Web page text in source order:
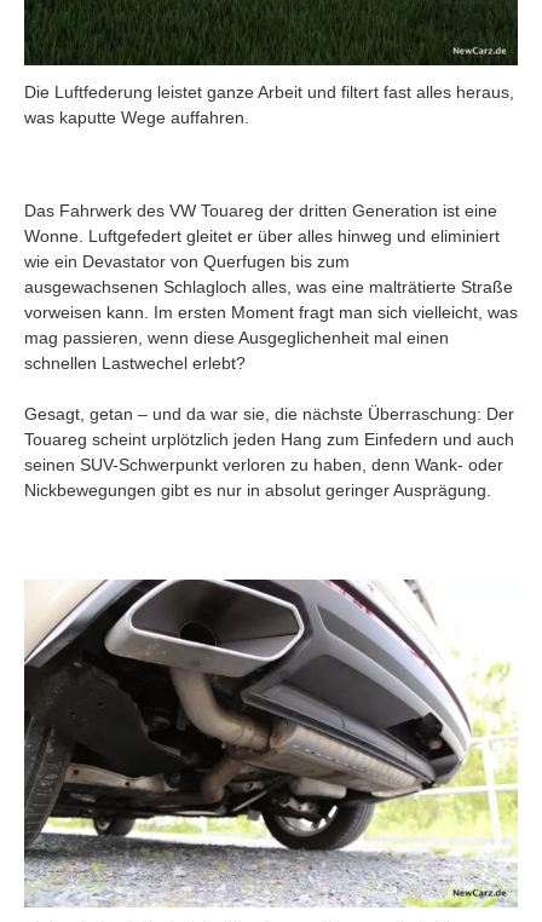
Die Luftfederung leistet ganze Arbeit und filtert fast alles heraus,
was kaputte Wege auffahren.
Das Fahrwerk des VW Touareg der dritten Generation ist eine
Wonne. Luftgefedert gleitet er über alles hinweg und eliminiert
wie ein Devastator von Querfugen bis zum
ausgewachsenen Schlagloch alles, was eine malträtierte Straße
vorweisen kann. Im ersten Moment fragt man sich vielleicht, was
mag passieren, wenn diese Ausgeglichenheit mal einen
schnellen Lastwechel erlebt?
Gesagt, getan – und da war sie, die nächste Überraschung: Der
Touareg scheint urplötzlich jeden Hang zum Einfedern und auch
seinen SUV-Schwerpunkt verloren zu haben, denn Wank- oder
Nickbewegungen gibt es nur in absolut geringer Ausprägung.